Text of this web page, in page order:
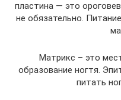
пластина — это
не обязательно.
Матрикс – это
образование ногтя.
питать